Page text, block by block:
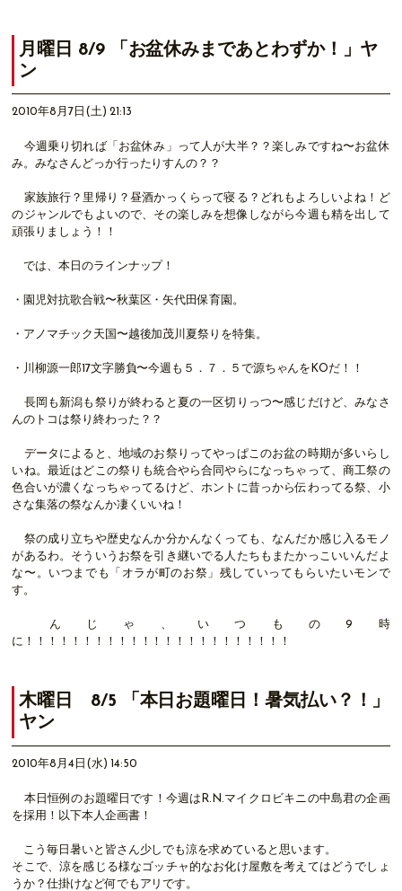
月曜日 8/9 「お盆休みまであとわずか！」ヤ
ン
2010年8月7日(土) 21:13
今週乗り切れば「お盆休み」って人が大半？？楽しみですね〜お盆休
み。みなさんどっか行ったりすんの？？
家族旅行？里帰り？昼酒かっくらって寝る？どれもよろしいよね！ど
のジャンルでもよいので、その楽しみを想像しながら今週も精を出して
頑張りましょう！！
では、本日のラインナップ！
・園児対抗歌合戦〜秋葉区・矢代田保育園。
・アノマチック天国〜越後加茂川夏祭りを特集。
・川柳源一郎17文字勝負〜今週も５．７．５で源ちゃんをKOだ！！
長岡も新潟も祭りが終わると夏の一区切りっつ〜感じだけど、みなさ
んのトコは祭り終わった？？
データによると、地域のお祭りってやっぱこのお盆の時期が多いらし
いね。最近はどこの祭りも統合やら合同やらになっちゃって、商工祭の
色合いが濃くなっちゃってるけど、ホントに昔っから伝わってる祭、小
さな集落の祭なんか凄くいいね！
祭の成り立ちや歴史なんか分かんなくっても、なんだか感じ入るモノ
があるわ。そういうお祭を引き継いでる人たちもまたかっこいいんだよ
な〜。いつまでも「オラが町のお祭」残していってもらいたいモンで
す。
んじゃ、いつもの9時
に！！！！！！！！！！！！！！！！！！！！！！！
木曜日 8/5 「本日お題曜日！暑気払い？！」
ヤン
2010年8月4日(水) 14:50
本日恒例のお題曜日です！今週はR.N.マイクロビキニの中島君の企画
を採用！以下本人企画書！
こう毎日暑いと皆さん少しでも涼を求めていると思います。
そこで、涼を感じる様なゴッチャ的なお化け屋敷を考えてはどうでしょ
うか？仕掛けなど何でもアリです。